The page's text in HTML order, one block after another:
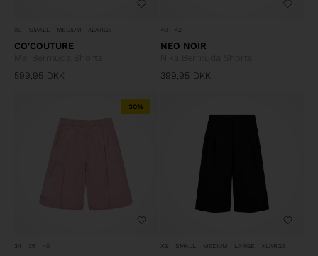
XS SMALL MEDIUM XLARGE
CO'COUTURE
599,95 DKK
40 42
NEO NOIR
Nika Bermuda Shorts
399,95 DKK
30%
34 36 40 XS SMALL MEDIUM LARGE XLARGE